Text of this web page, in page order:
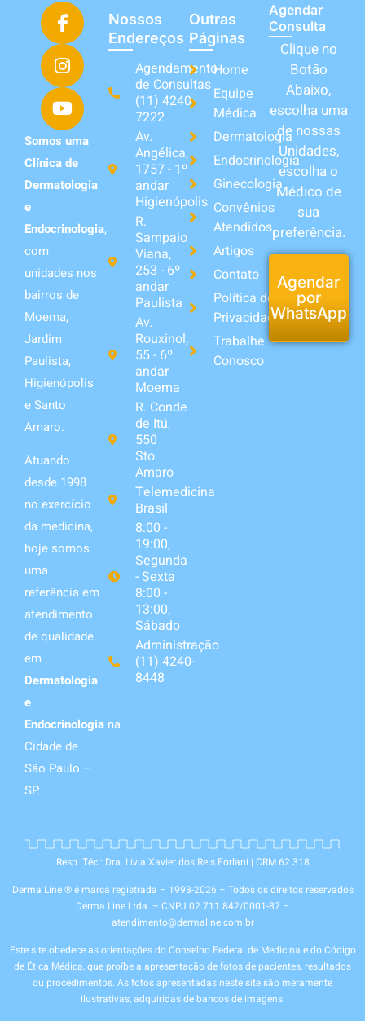
Somos uma
Clínica de
Dermatologia
e
Endocrinologia,
com
unidades nos
bairros de
Moema,
Jardim
Paulista,
Higienópolis
e Santo
Amaro.
Atuando
desde 1998
no exercício
da medicina,
hoje somos
uma
referência em
atendimento
de qualidade
em
Dermatologia
e
Endocrinologia na
Cidade de
São Paulo –
SP.
Nossos
Endereços
Agendamento
de Consultas
(11) 4240-
7222
Av.
Angélica,
1757 - 1º
andar
Higienópolis
R.
Sampaio
Viana,
253 - 6º
andar
Paulista
Av.
Rouxinol,
55 - 6º
andar
Moema
R. Conde
de Itú,
550
Sto
Amaro
Telemedicina
Brasil
8:00 -
19:00,
Segunda
- Sexta
8:00 -
13:00,
Sábado
Administração
(11) 4240-
8448
Outras
Páginas
Home
Equipe
Médica
Dermatologia
Endocrinologia
Ginecologia
Convênios
Atendidos
Artigos
Contato
Política de
Privacidade
Trabalhe
Conosco
Agendar
Consulta
Clique no
Botão
Abaixo,
escolha uma
de nossas
Unidades,
escolha o
Médico de
sua
preferência.
Agendar
por
WhatsApp
Resp. Téc.: Dra. Livia Xavier dos Reis Forlani | CRM 62.318
Derma Line ® é marca registrada – 1998-2026 – Todos os direitos reservados
Derma Line Ltda. – CNPJ 02.711.842/0001-87 –
atendimento@dermaline.com.br
Este site obedece as orientações do Conselho Federal de Medicina e do Código
de Ética Médica, que proíbe a apresentação de fotos de pacientes, resultados
ou procedimentos. As fotos apresentadas neste site são meramente
ilustrativas, adquiridas de bancos de imagens.